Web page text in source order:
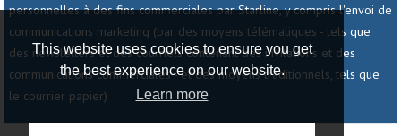
This website uses cookies to ensure you get
the best experience on our website.
Learn more
personnelles à des fins commerciales par Starline, y compris l'envoi de
communications marketing (par des moyens télématiques - tels que
des newsletters et des courriels contenant des invitations et des
communications commerciales - et des moyens traditionnels, tels que
le courrier papier)